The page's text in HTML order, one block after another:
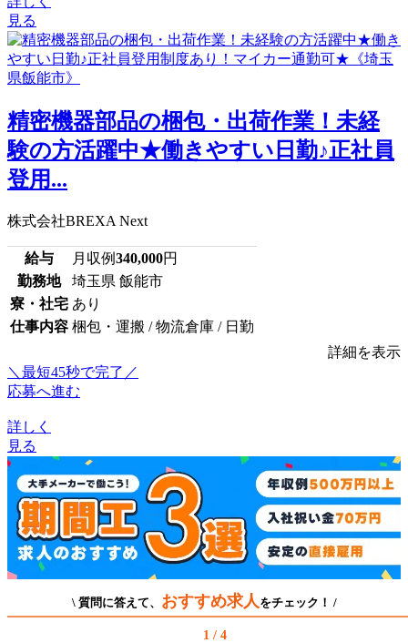
見る
精密機器部品の梱包・出荷作業！未経
験の方活躍中★働きやすい日勤♪正社員
登用...
株式会社BREXA Next
給与 月収例340,000円
勤務地
埼玉県 飯能市
寮・社宅 あり
仕事内容 梱包・運搬 / 物流倉庫 / 日勤
詳細を表示
＼最短45秒で完了／
応募へ進む
詳しく
見る
\ 質問に答えて、 おすすめ求人 をチェック！ /
1 / 4